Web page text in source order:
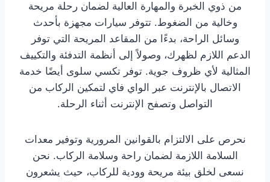
من ذوي الخبرة والمهارة العالية لضمان رحلة مريحة
وخالية من الضغوط. تتوفر سيارات مجهزة بأحدث
وسائل الراحة، بدءًا من المقاعد المريحة التي توفر
الدعم اللازم لظهرك، وصولاً إلى أنظمة التدفئة والتكييف
المثالية لأي ظروف جوية. توفر تكسي سلوى أيضًا خدمة
الاتصال بالإنترنت عبر الواي فاي لتمكين الركاب من
التواصل وتصفح الإنترنت أثناء الرحلة.
نحرص على الالتزام بالقوانين المرورية وتوفير معدات
السلامة اللازمة لضمان راحة وسلامة الركاب. نحن
نسعى لخلق بيئة مريحة وودية للركاب، حيث يشعرون